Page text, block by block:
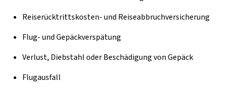
Reiserücktrittskosten- und Reiseabbruchversicherung
Flug- und Gepäckverspätung
Verlust, Diebstahl oder Beschädigung von Gepäck
Flugausfall